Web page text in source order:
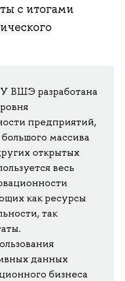
с итогами
ВШЭ разработана
предприятий,
массива
открытых
весь
как ресурсы
так
данных
бизнеса